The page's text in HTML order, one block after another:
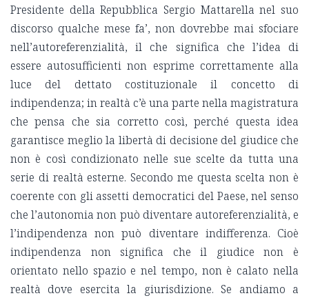
Presidente della Repubblica Sergio Mattarella nel suo
discorso qualche mese fa’, non dovrebbe mai sfociare
nell’autoreferenzialità, il che significa che l’idea di
essere autosufficienti non esprime correttamente alla
luce del dettato costituzionale il concetto di
indipendenza; in realtà c’è una parte nella magistratura
che pensa che sia corretto così, perché questa idea
garantisce meglio la libertà di decisione del giudice che
non è così condizionato nelle sue scelte da tutta una
serie di realtà esterne. Secondo me questa scelta non è
coerente con gli assetti democratici del Paese, nel senso
che l’autonomia non può diventare autoreferenzialità, e
l’indipendenza non può diventare indifferenza. Cioè
indipendenza non significa che il giudice non è
orientato nello spazio e nel tempo, non è calato nella
realtà dove esercita la giurisdizione. Se andiamo a